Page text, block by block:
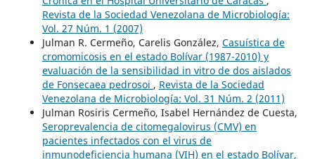
Revista de la Sociedad Venezolana de Microbiología:
Vol. 27 Núm. 1 (2007)
Julman R. Cermeño, Carelis González, Casuística de
cromomicosis en el estado Bolívar (1987-2010) y
evaluación de la sensibilidad in vitro de dos aislados
de Fonsecaea pedrosoi , Revista de la Sociedad
Venezolana de Microbiología: Vol. 31 Núm. 2 (2011)
Julman Rosiris Cermeño, Isabel Hernández de Cuesta,
Seroprevalencia de citomegalovirus (CMV) en
pacientes infectados con el virus de
inmunodeficiencia humana (VIH) en el estado Bolívar,